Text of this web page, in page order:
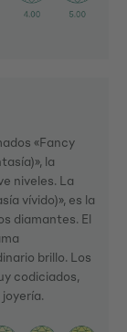
«Fancy
la
niveles. La
vívido)», es la
diamantes. El
brillo. Los
codiciados,